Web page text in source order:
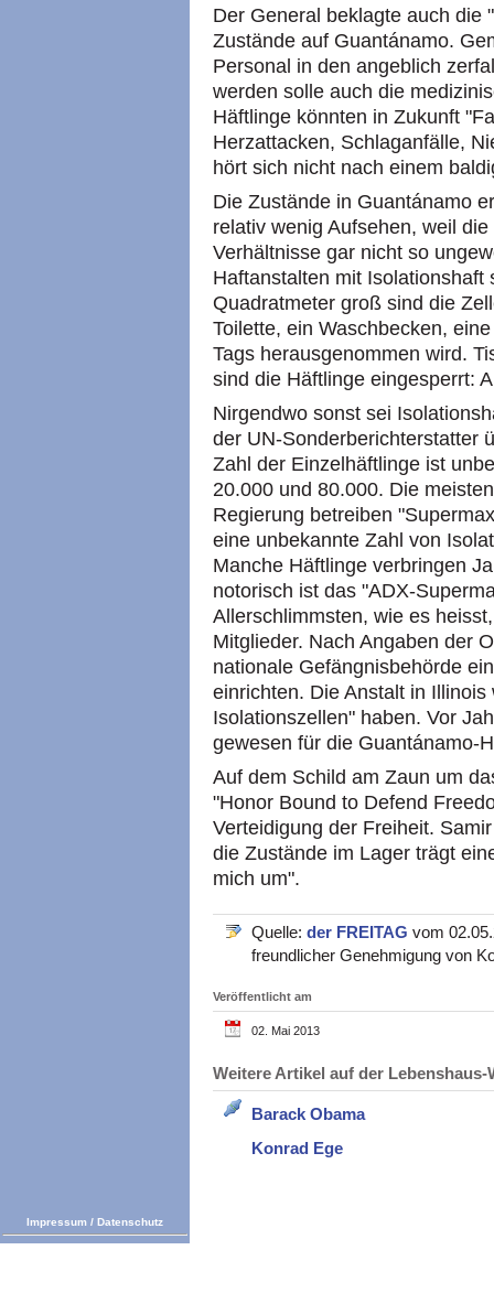
Der General beklagte auch die
Zustände auf Guantánamo.
Personal in den angeblich
werden solle auch die
Häftlinge könnten in Zukunft
Herzattacken, Schlaganfälle,
hört sich nicht nach einem
Die Zustände in Guantánamo
relativ wenig Aufsehen, weil
Verhältnisse gar nicht so
Haftanstalten mit
Quadratmeter groß sind die
Toilette, ein Waschbecken,
Tags herausgenommen wird.
sind die Häftlinge eingesperrt:
Nirgendwo sonst sei
der UN-Sonderberichterstatter
Zahl der Einzelhäftlinge ist
20.000 und 80.000. Die
Regierung betreiben
eine unbekannte Zahl von
Manche Häftlinge verbringen
notorisch ist das "ADX-
Allerschlimmsten, wie es
Mitglieder. Nach Angaben der
nationale Gefängnisbehörde
einrichten. Die Anstalt in
Isolationszellen" haben. Vor
gewesen für die Guantánamo-
Auf dem Schild am Zaun um
"Honor Bound to Defend
Verteidigung der Freiheit.
die Zustände im Lager trägt
mich um".
Quelle: der FREITAG vom
freundlicher Genehmigung von
Veröffentlicht am
02. Mai 2013
Weitere Artikel auf der
Barack Obama
Konrad Ege
Impressum / Datenschutz